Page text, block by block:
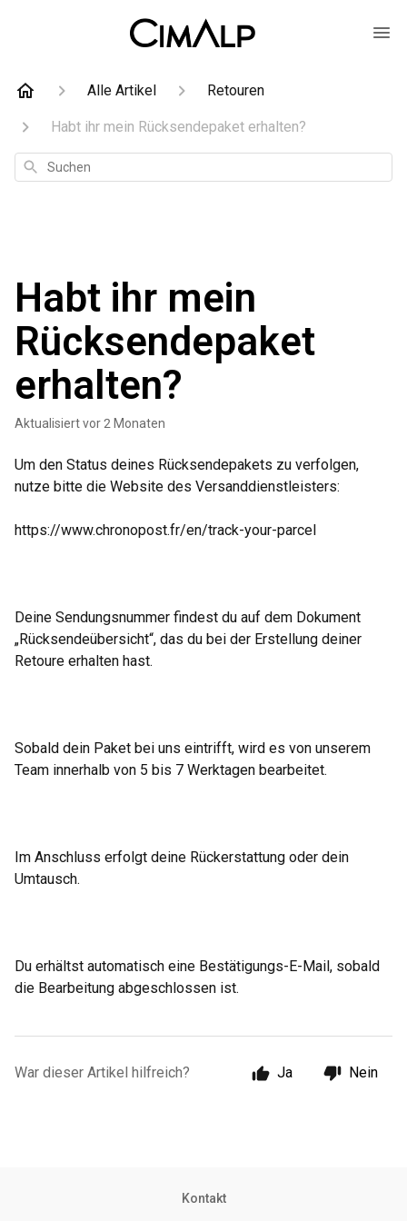
Alle Artikel Retouren
Habt ihr mein Rücksendepaket erhalten?
Suchen
Habt ihr mein
Rücksendepaket
erhalten?
Aktualisiertvor 2 Monaten
Um den Status deines Rücksendepakets zu verfolgen,
nutze bitte die Website des Versanddienstleisters:
https://www.chronopost.fr/en/track-your-parcel
Deine Sendungsnummer findest du auf dem Dokument
„Rücksendeübersicht“, das du bei der Erstellung deiner
Retoure erhalten hast.
Sobald dein Paket bei uns eintrifft, wird es von unserem
Team innerhalb von 5 bis 7 Werktagen bearbeitet.
Im Anschluss erfolgt deine Rückerstattung oder dein
Umtausch.
Du erhältst automatisch eine Bestätigungs-E-Mail, sobald
die Bearbeitung abgeschlossen ist.
War dieser Artikel hilfreich? Ja Nein
Kontakt